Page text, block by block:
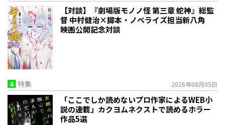
【対談】『劇場版モノノ怪 第三章 蛇神』総監
督 中村健治×脚本・ノベライズ担当新八角
映画公開記念対談
4 特集 2026年08月05日
「ここでしか読めないプロ作家によるWEB小
説の連載」――カクヨムネクストで読めるホラー
作品5選